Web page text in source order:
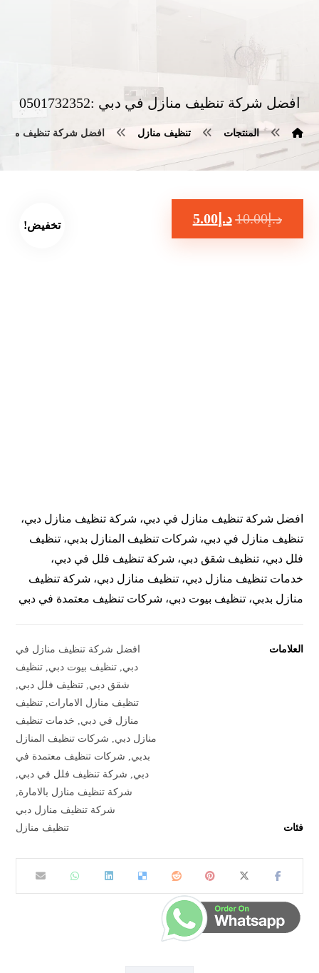
افضل شركة تنظيف منازل في دبي :0501732352
المنتجات تنظيف منازل افضل شركة تنظيف منازل في
تخفيض! د.إ10.00 د.إ5.00
افضل شركة تنظيف منازل في دبي، شركة تنظيف منازل دبي،
تنظيف منازل في دبي، شركات تنظيف المنازل بدبي، تنظيف
فلل دبي، تنظيف شقق دبي، شركة تنظيف فلل في دبي،
خدمات تنظيف منازل دبي، تنظيف منازل دبي، شركة تنظيف
منازل بدبي، تنظيف بيوت دبي، شركات تنظيف معتمدة في دبي
العلامات
افضل شركة تنظيف منازل في
دبي تنظيف بيوت دبي تنظيف
شقق دبي تنظيف فلل دبي
تنظيف منازل الامارات تنظيف
منازل في دبي
خدمات تنظيف
منازل دبي
شركات تنظيف المنازل
بدبي
شركات تنظيف معتمدة في
دبي
شركة تنظيف فلل في دبي
شركة تنظيف منازل بالامارة
شركة تنظيف منازل دبي
فئات
تنظيف منازل